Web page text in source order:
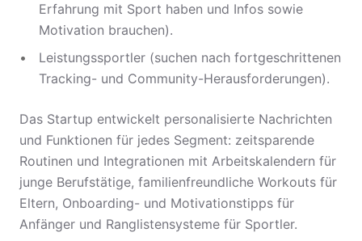
Erfahrung mit Sport haben und Infos sowie
Motivation brauchen).
Leistungssportler (suchen nach fortgeschrittenen
Tracking- und Community-Herausforderungen).
Das Startup entwickelt personalisierte Nachrichten
und Funktionen für jedes Segment: zeitsparende
Routinen und Integrationen mit Arbeitskalendern für
junge Berufstätige, familienfreundliche Workouts für
Eltern, Onboarding- und Motivationstipps für
Anfänger und Ranglistensysteme für Sportler.